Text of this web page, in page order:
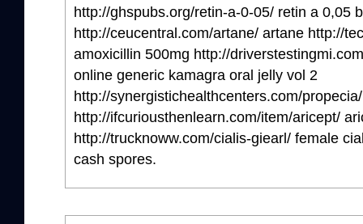
http://ghspubs.org/retin-a-0-05/ retin a 0,05
http://ceucentral.com/artane/ artane http://
amoxicillin 500mg http://
online generic kamagra oral jelly vol 2
http://synergistichealthcenters.com/
http://ifcuriousthenlearn.com/item/aricept/
http://trucknoww.com/cialis-giearl/ female
cash spores.